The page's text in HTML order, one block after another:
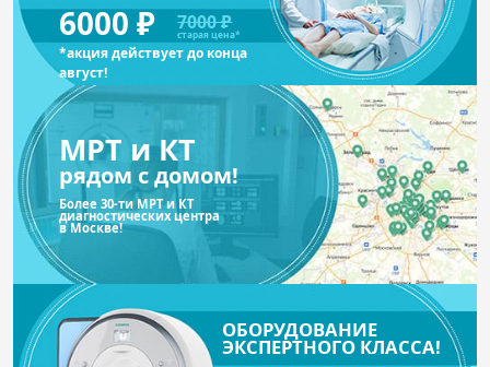
6000 ₽ 7000 ₽
старая цена*
*акция действует до конца
август!
МРТ и КТ
рядом с домом!
Более 30-ти МРТ и КТ
диагностических центра
в Москве!
ОБОРУДОВАНИЕ
ЭКСПЕРТНОГО КЛАССА!